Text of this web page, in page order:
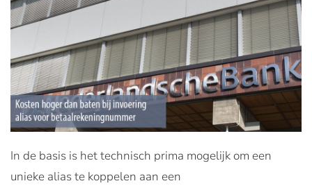
In de basis is het technisch prima mogelijk om een
unieke alias te koppelen aan een